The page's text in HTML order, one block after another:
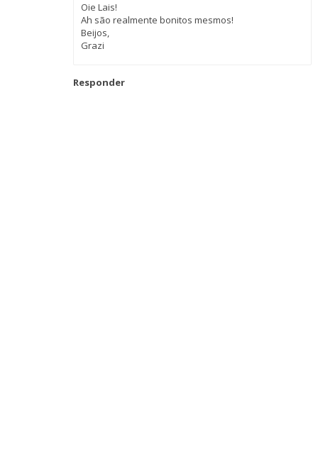
Oie Lais!
Ah são realmente bonitos mesmos!
Beijos,
Grazi
Responder